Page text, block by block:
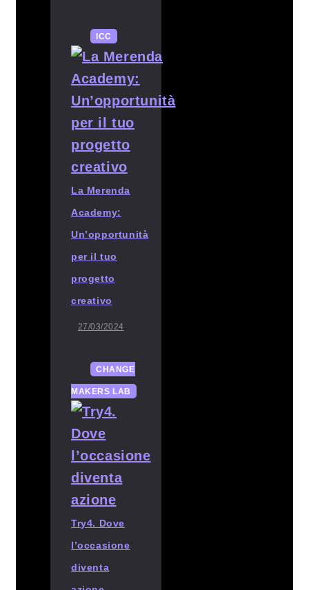
ICC
La Merenda
Academy:
Un’opportunità
per il tuo
progetto
creativo
27/03/2024
CHANGE
MAKERS LAB
Try4. Dove
l’occasione
diventa